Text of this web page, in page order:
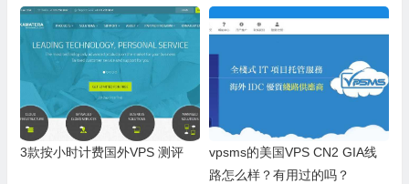
3款按小时计费国外VPS 测评
vpsms的美国VPS CN2 GIA线
路怎么样？有用过的吗？